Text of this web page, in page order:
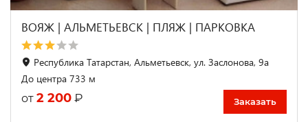
ВОЯЖ | АЛЬМЕТЬЕВСК | ПЛЯЖ | ПАРКОВКА
Республика Татарстан, Альметьевск, ул. Заслонова, 9а
До центра 733 м
от 2 200 ₽ Заказать